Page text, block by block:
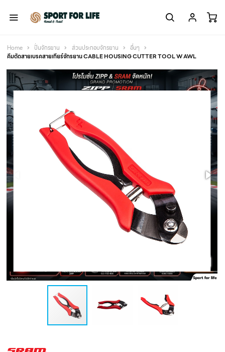
Home ปั่นจักรยาน ส่วนประกอบจักรยาน
อื่นๆ
คีมตัดสายเบรคสายเกียร์จักรยาน CABLE HOUSING CUTTER TOOL W AWL